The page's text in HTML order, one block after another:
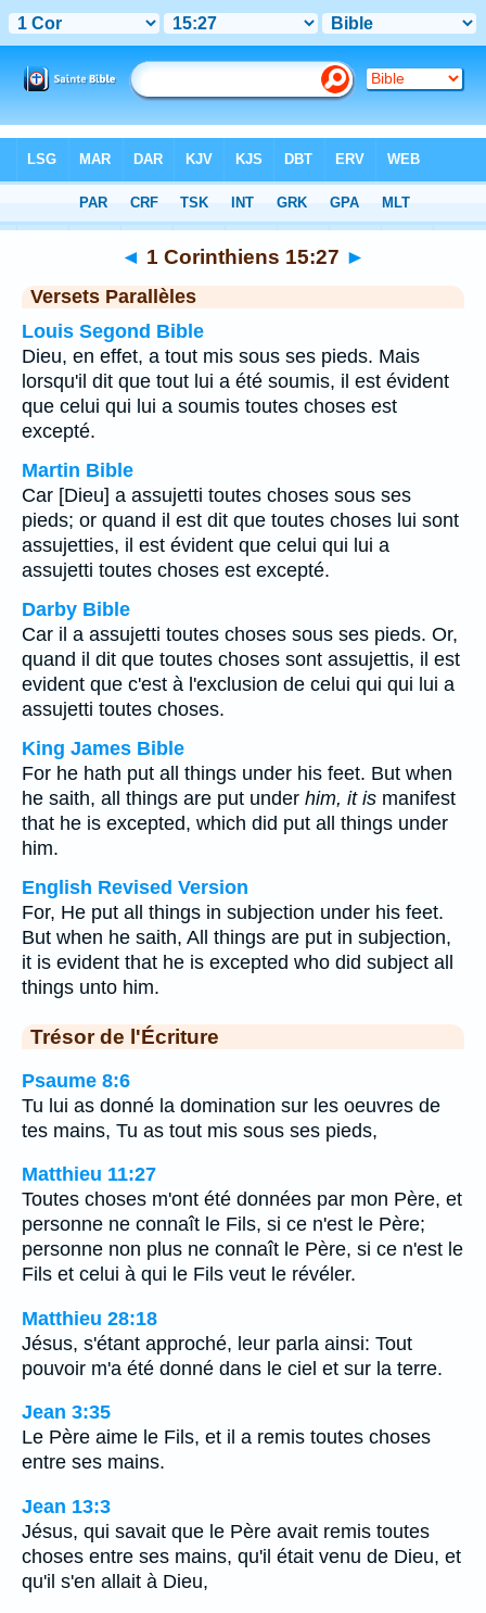
> Chapitre 15 > Verset 27
◄ 1 Corinthiens 15:27 ►
Versets Parallèles
Louis Segond Bible
Dieu, en effet, a tout mis sous ses pieds. Mais
lorsqu'il dit que tout lui a été soumis, il est évident
que celui qui lui a soumis toutes choses est
excepté.
Martin Bible
Car [Dieu] a assujetti toutes choses sous ses
pieds; or quand il est dit que toutes choses lui sont
assujetties, il est évident que celui qui lui a
assujetti toutes choses est excepté.
Darby Bible
Car il a assujetti toutes choses sous ses pieds. Or,
quand il dit que toutes choses sont assujettis, il est
evident que c'est à l'exclusion de celui qui qui lui a
assujetti toutes choses.
King James Bible
For he hath put all things under his feet. But when
he saith, all things are put under him, it is manifest
that he is excepted, which did put all things under
him.
English Revised Version
For, He put all things in subjection under his feet.
But when he saith, All things are put in subjection,
it is evident that he is excepted who did subject all
things unto him.
Trésor de l'Écriture
Psaume 8:6
Tu lui as donné la domination sur les oeuvres de
tes mains, Tu as tout mis sous ses pieds,
Matthieu 11:27
Toutes choses m'ont été données par mon Père, et
personne ne connaît le Fils, si ce n'est le Père;
personne non plus ne connaît le Père, si ce n'est le
Fils et celui à qui le Fils veut le révéler.
Matthieu 28:18
Jésus, s'étant approché, leur parla ainsi: Tout
pouvoir m'a été donné dans le ciel et sur la terre.
Jean 3:35
Le Père aime le Fils, et il a remis toutes choses
entre ses mains.
Jean 13:3
Jésus, qui savait que le Père avait remis toutes
choses entre ses mains, qu'il était venu de Dieu, et
qu'il s'en allait à Dieu,